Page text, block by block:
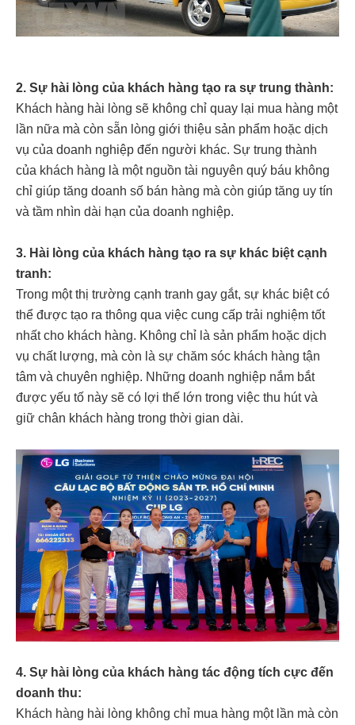
2. Sự hài lòng của khách hàng tạo ra sự trung thành:
Khách hàng hài lòng sẽ không chỉ quay lại mua hàng một
lần nữa mà còn sẵn lòng giới thiệu sản phẩm hoặc dịch
vụ của doanh nghiệp đến người khác. Sự trung thành
của khách hàng là một nguồn tài nguyên quý báu không
chỉ giúp tăng doanh số bán hàng mà còn giúp tăng uy tín
và tầm nhìn dài hạn của doanh nghiệp.
3. Hài lòng của khách hàng tạo ra sự khác biệt cạnh
tranh:
Trong một thị trường cạnh tranh gay gắt, sự khác biệt có
thể được tạo ra thông qua việc cung cấp trải nghiệm tốt
nhất cho khách hàng. Không chỉ là sản phẩm hoặc dịch
vụ chất lượng, mà còn là sự chăm sóc khách hàng tận
tâm và chuyên nghiệp. Những doanh nghiệp nắm bắt
được yếu tố này sẽ có lợi thế lớn trong việc thu hút và
giữ chân khách hàng trong thời gian dài.
4. Sự hài lòng của khách hàng tác động tích cực đến
doanh thu:
Khách hàng hài lòng không chỉ mua hàng một lần mà còn